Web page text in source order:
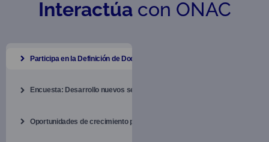
Interactúacon ONAC
Participa en la Definición de Documentos
Encuesta: Desarrollo nuevos servicios
Oportunidades de crecimiento para los OEC